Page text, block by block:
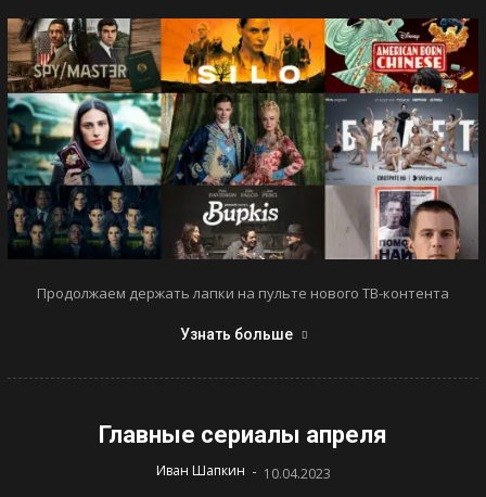
Продолжаем держать лапки на пульте нового ТВ-контента
Узнать больше
Главные сериалы апреля
Иван Шапкин - 10.04.2023